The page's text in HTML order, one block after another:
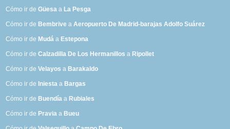
Cómo ir deGüesa a La Pesga
Cómo ir de Bembrive aAeropuerto De Madrid-barajas Adolfo Suárez
Cómo ir de Mudá a Estepona
Cómo ir deCalzadilla De Los Hermanillos a Ripollet
Cómo ir deVelayos a Barakaldo
Cómo ir de Iniesta a Bargas
Cómo ir de Buendía a Rubiales
Cómo ir de Pravia a Bueu